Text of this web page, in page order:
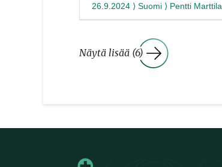
26.9.2024 ⟩ Suomi ⟩ Pentti Marttila
Näytä lisää (6)